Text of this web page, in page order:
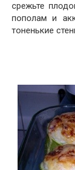
срежьте
пополам и
тоненькие